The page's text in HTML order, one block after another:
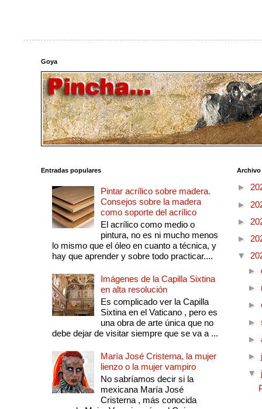
Goya
Entradas populares
Pintar acrílico sobre madera.
Consejos sobre la madera
como soporte del acrílico
El acrílico como medio o
pintura, no es ni mucho menos
lo mismo que el óleo en cuanto a técnica, y
hay que aprender y sobre todo practicar....
Imágenes de la Capilla Sixtina
en alta resolución
Es complicado ver la Capilla
Sixtina en el Vaticano , pero es
una obra de arte única que no
debe dejar de visitar siempre que se va a ...
María José Cristerna, la mujer
lienzo o la mujer vampiro
No sabríamos decir si la
mexicana María José
Cristerna , más conocida
►
►
►
►
▼
►
►
►
►
►
►
▼